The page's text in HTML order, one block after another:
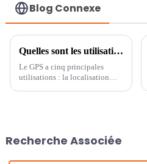
Blog Connexe
Quelles sont les utilisations du récepteur GPS ?
Le GPS a cinq principales
utilisations : la localisation
Recherche Associée